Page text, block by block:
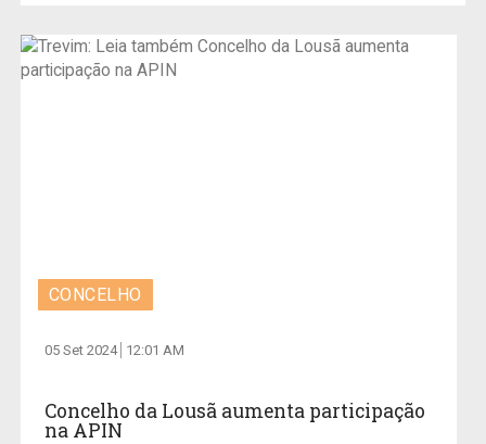
CONCELHO
05 Set 2024 12:01 AM
Concelho da Lousã aumenta participação
na APIN